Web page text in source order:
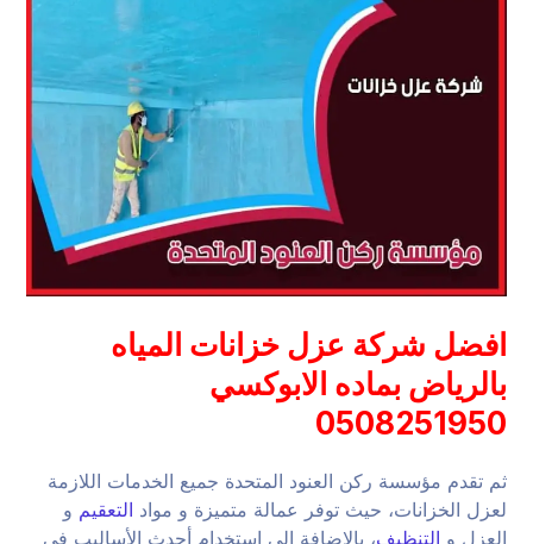
افضل شركة عزل خزانات المياه
بالرياض بماده الابوكسي
0508251950
ثم تقدم مؤسسة ركن العنود المتحدة جميع الخدمات اللازمة
لعزل الخزانات، حيث توفر عمالة متميزة و مواد التعقيم و
العزل و التنظيف، بالإضافة إلى استخدام أحدث الأساليب في